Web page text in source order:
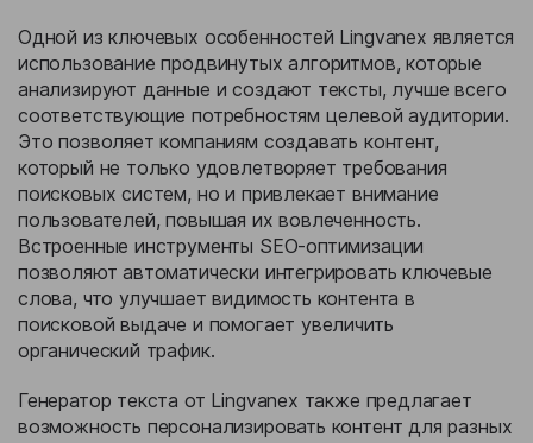
Одной из ключевых особенностей Lingvanex является
использование продвинутых алгоритмов, которые
анализируют данные и создают тексты, лучше всего
соответствующие потребностям целевой аудитории.
Это позволяет компаниям создавать контент,
который не только удовлетворяет требования
поисковых систем, но и привлекает внимание
пользователей, повышая их вовлеченность.
Встроенные инструменты SEO-оптимизации
позволяют автоматически интегрировать ключевые
слова, что улучшает видимость контента в
поисковой выдаче и помогает увеличить
органический трафик.
Генератор текста от Lingvanex также предлагает
возможность персонализировать контент для разных